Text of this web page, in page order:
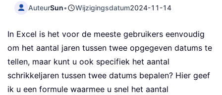
AuteurSun• Wijzigingsdatum2024-11-14
In Excel is het voor de meeste gebruikers eenvoudig
om het aantal jaren tussen twee opgegeven datums te
tellen, maar kunt u ook specifiek het aantal
schrikkeljaren tussen twee datums bepalen? Hier geef
ik u een formule waarmee u snel het aantal